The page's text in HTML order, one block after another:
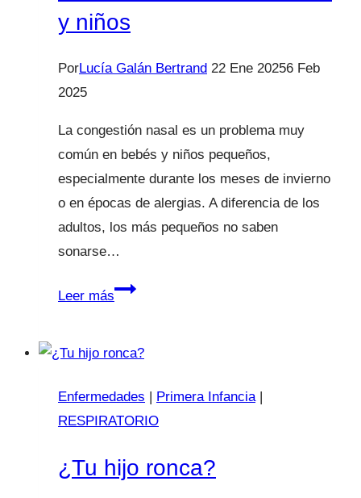
y niños
PorLucía Galán Bertrand 22 Ene 20256 Feb
2025
La congestión nasal es un problema muy
común en bebés y niños pequeños,
especialmente durante los meses de invierno
o en épocas de alergias. A diferencia de los
adultos, los más pequeños no saben
sonarse…
Leer másLavados
bebés
Enfermedades Primera Infancia|
RESPIRATORIO
¿Tu hijo ronca?